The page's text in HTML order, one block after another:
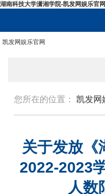
湖南科技大学潇湘学院-凯发网娱乐官网
凯发网娱乐官网
您所在的位置：凯发网
关于发放《
2022-2023
人数